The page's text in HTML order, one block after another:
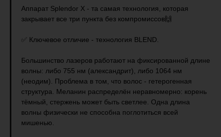
Аппарат Splendor X - та самая технология, которая
закрывает все три пункта без компромиссов🙌
✅ Ключевое отличие - технология BLEND.
Большинство лазеров работают на фиксированной длине
волны: либо 755 нм (александрит), либо 1064 нм
(неодим). Проблема в том, что волос - гетерогенная
структура. Меланин распределён неравномерно: корень
тёмный, стержень может быть светлее. Одна длина
волны физически не способна поглотиться всей
мишенью.